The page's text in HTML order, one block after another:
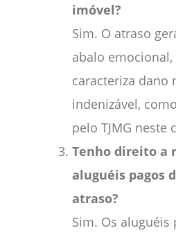
imóvel?
Sim. O atraso
abalo emocional,
caracteriza dano
indenizável,
pelo TJMG neste
Tenho direito a
aluguéis pagos
atraso?
Sim. Os aluguéis